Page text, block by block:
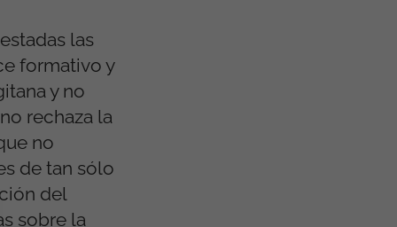
las
formativo y
y no
rechaza la
no
de tan sólo
del
sobre la